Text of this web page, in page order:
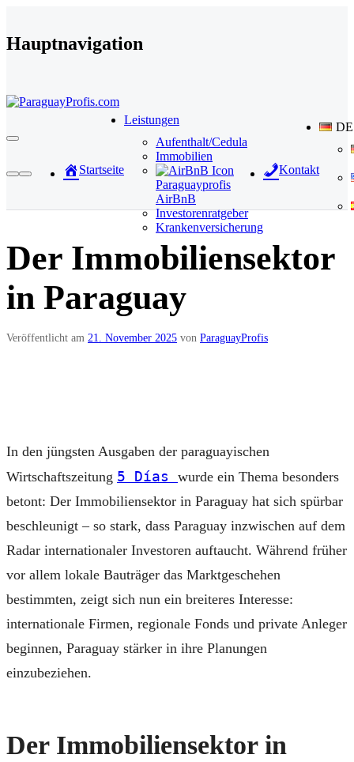
Hauptnavigation
Startseite
Leistungen
Aufenthalt/Cedula
Immobilien
Paraguayprofis
AirBnB
Investorenratgeber
Krankenversicherung
Kontakt
DE
Der Immobiliensektor
in Paraguay
Veröffentlicht am 21. November 2025 von ParaguayProfis
In den jüngsten Ausgaben der paraguayischen
Wirtschaftszeitung 5 Días wurde ein Thema besonders
betont: Der Immobiliensektor in Paraguay hat sich spürbar
beschleunigt – so stark, dass Paraguay inzwischen auf dem
Radar internationaler Investoren auftaucht. Während früher
vor allem lokale Bauträger das Marktgeschehen
bestimmten, zeigt sich nun ein breiteres Interesse:
internationale Firmen, regionale Fonds und private Anleger
beginnen, Paraguay stärker in ihre Planungen
einzubeziehen.
Der Immobiliensektor in